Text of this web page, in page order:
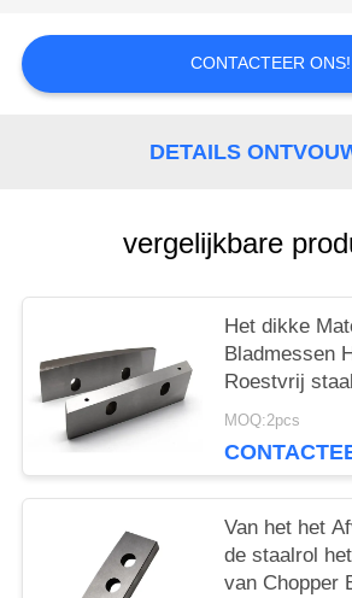
CONTACTEER ONS!
DETAILS
vergelijkbare
Het dikke
Bladmessen
Roestvrij
Metaal
MOQ:2pcs
Van het het
de staalrol
van Chopper